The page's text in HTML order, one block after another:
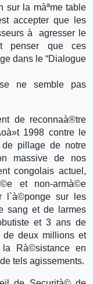
sur la màªme table
accepter que les
à agresser le
penser que ces
dans le “Dialogue
ne semble pas
de reconnaà®tre
1998 contre le
pillage de notre
massive de nos
congolais actuel,
et non-armà©e
l`à©ponge sur les
sang et de larmes
et 3 ans de
deux millions et
Rà©sistance en
tels agissements.